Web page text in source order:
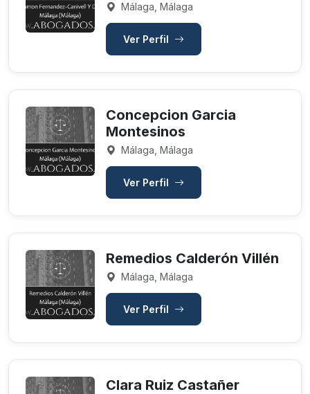
Málaga, Málaga
Ver Perfil
Concepcion Garcia
Montesinos
Málaga, Málaga
Ver Perfil
Remedios Calderón Villén
Málaga, Málaga
Ver Perfil
Clara Ruiz Castañer